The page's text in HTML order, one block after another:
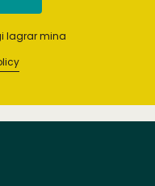
lagrar mina